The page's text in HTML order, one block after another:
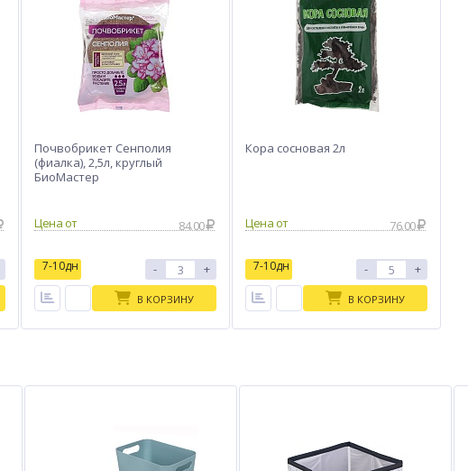
Почвобрикет Сенполия
(фиалка), 2,5л, круглый
БиоМастер
Цена от 84.00
7-10дн - +
В КОРЗИНУ
Кора сосновая 2л
Цена от 76.00
7-10дн - +
В КОРЗИНУ